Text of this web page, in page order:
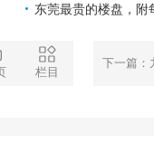
东莞最贵的楼盘，附
栏目
下一篇：九价